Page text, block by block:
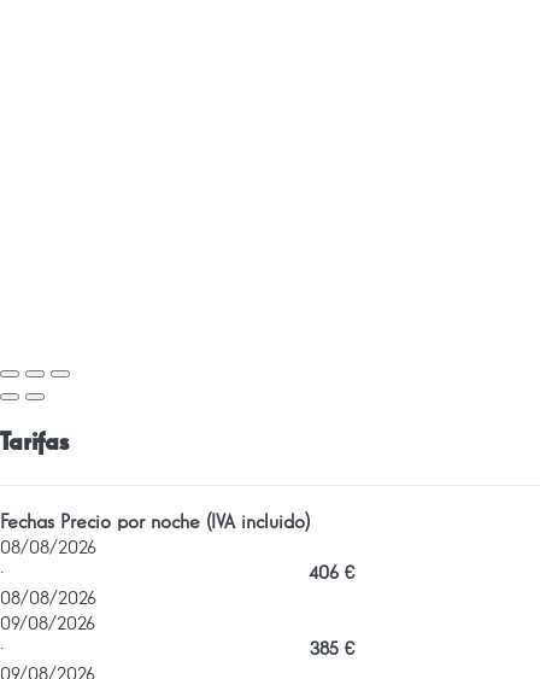
Tarifas
Fechas Precio por noche (IVA incluido)
08/08/2026
·
08/08/2026
406 €
09/08/2026
·
09/08/2026
385 €